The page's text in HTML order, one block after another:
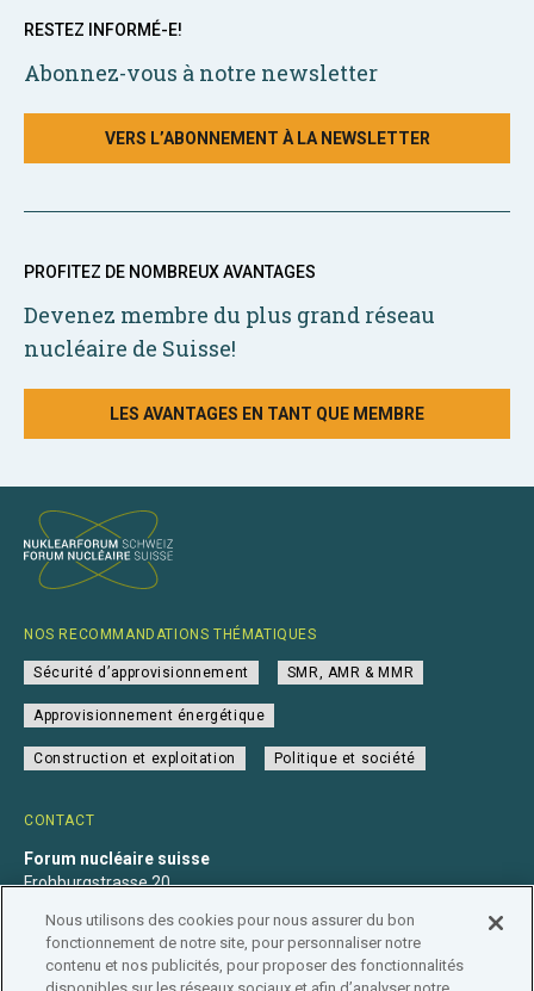
RESTEZ INFORMÉ-E!
Abonnez-vous à notre newsletter
VERS L’ABONNEMENT À LA NEWSLETTER
PROFITEZ DE NOMBREUX AVANTAGES
Devenez membre du plus grand réseau
nucléaire de Suisse!
LES AVANTAGES EN TANT QUE MEMBRE
CONTACT
Forum nucléaire suisse
Frohburgstrasse 20
+41 31 560 36 50
info@nuklearforum.ch
NOS RECOMMANDATIONS THÉMATIQUES
Sécurité d’approvisionnement SMR, AMR & MMR
Approvisionnement énergétique
Construction et exploitation Politique et société
Nous utilisons des cookies pour nous assurer du bon
fonctionnement de notre site, pour personnaliser notre
contenu et nos publicités, pour proposer des fonctionnalités